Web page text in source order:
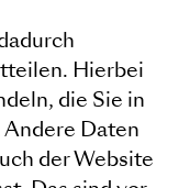
Hierbei
die Sie in
Daten
der Website